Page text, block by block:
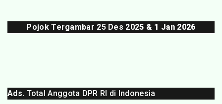
Pojok Tergambar 25 Des 2025 & 1 Jan 2026
Ads. Total Anggota DPR RI di Indonesia